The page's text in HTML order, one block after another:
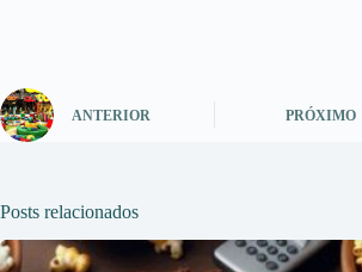
ANTERIOR PRÓXIMO
Posts relacionados